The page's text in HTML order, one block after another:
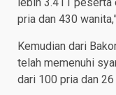
lebih 3.411
pria dan 430
Kemudian dari
telah memenuhi
dari 100 pria dan 26